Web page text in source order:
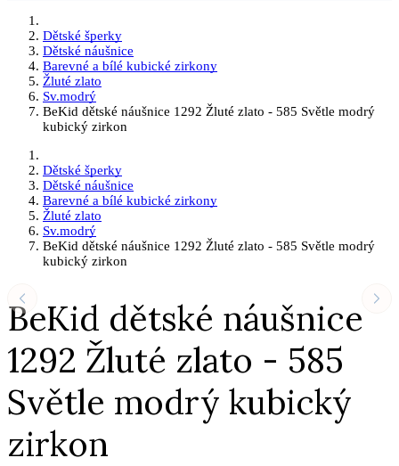
Dětské šperky
Dětské náušnice
Barevné a bílé kubické zirkony
Žluté zlato
Sv.modrý
BeKid dětské náušnice 1292 Žluté zlato - 585 Světle modrý
kubický zirkon
Dětské šperky
Dětské náušnice
Barevné a bílé kubické zirkony
Žluté zlato
Sv.modrý
BeKid dětské náušnice 1292 Žluté zlato - 585 Světle modrý
kubický zirkon
BeKid dětské náušnice
1292 Žluté zlato - 585
Světle modrý kubický
zirkon